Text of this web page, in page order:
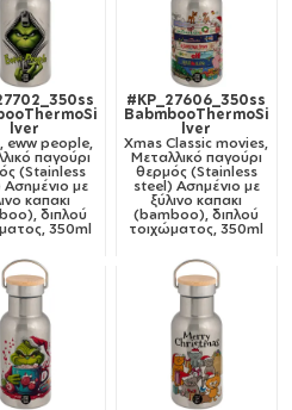
lver
eww people,
παγούρι
(Stainless
με
καπακι
διπλού
350ml
#KP_27606_350ss
BabmbooThermoSi
lver
Xmas Classic movies,
Μεταλλικό παγούρι
θερμός (Stainless
steel) Ασημένιο με
ξύλινο καπακι
(bamboo), διπλού
τοιχώματος, 350ml